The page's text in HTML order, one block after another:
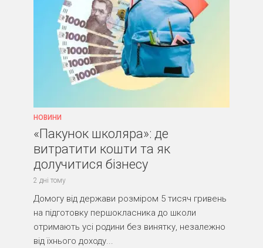
НОВИНИ
«Пакунок школяра»: де
витратити кошти та як
долучитися бізнесу
2 дні тому
Домогу від держави розміром 5 тисяч гривень
на підготовку першокласника до школи
отримають усі родини без винятку, незалежно
від їхнього доходу...